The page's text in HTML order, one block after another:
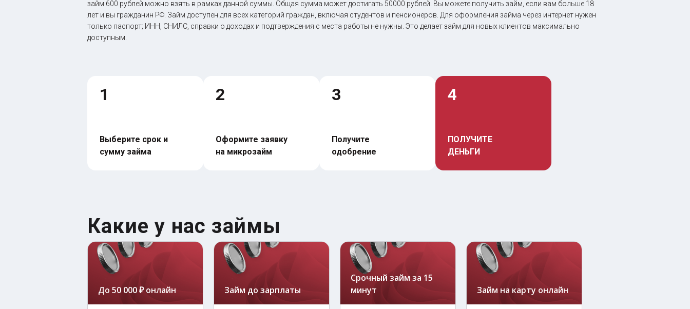
займ 600 рублей можно взять в рамках данной суммы. Общая сумма может достигать 50000 рублей. Вы можете получить займ, если вам больше 18
лет и вы гражданин РФ. Займ доступен для всех категорий граждан, включая студентов и пенсионеров. Для оформления займа через интернет нужен
только паспорт; ИНН, СНИЛС, справки о доходах и подтверждения с места работы не нужны. Это делает займ для новых клиентов максимально
доступным.
1
Выберите срок и
сумму займа
2
Оформите заявку
на микрозайм
3
Получите
одобрение
4
ПОЛУЧИТЕ
ДЕНЬГИ
Какие у нас займы
До 50 000 ₽ онлайн Займ до зарплаты
Срочный займ за 15
минут
Займ на карту онлайн